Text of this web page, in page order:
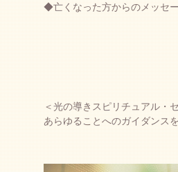
◆亡くなった方からのメッセ
＜光の導きスピリチュアル・
あらゆることへのガイダンス